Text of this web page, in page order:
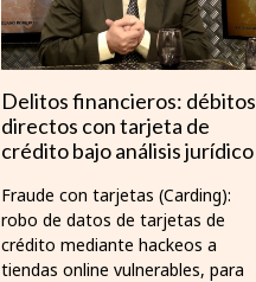
Delitos financieros: débitos
directos con tarjeta de
crédito bajo análisis jurídico
Fraude con tarjetas (Carding):
robo de datos de tarjetas de
crédito mediante hackeos a
tiendas online vulnerables, para